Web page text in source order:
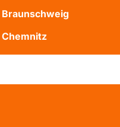
Braunschweig
Chemnitz